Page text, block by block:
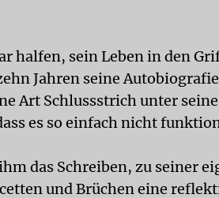
halfen, sein Leben in den
Jahren seine
Art Schlussstrich unter
es so einfach nicht
das Schreiben, zu seiner
und Brüchen eine